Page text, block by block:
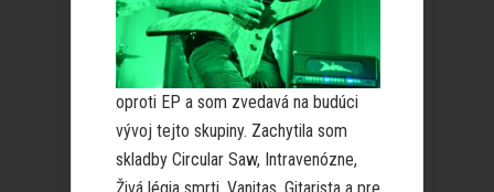
oproti EP a som zvedavá na budúci
vývoj tejto skupiny. Zachytila som
skladby Circular Saw, Intravenózne,